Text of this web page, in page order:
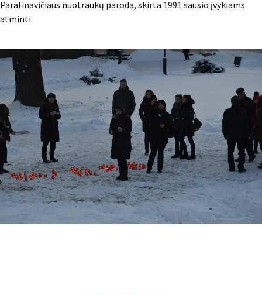
Parafinavičiaus nuotraukų paroda, skirta 1991 sausio įvykiams
atminti.